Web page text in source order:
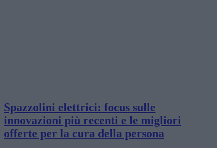
Spazzolini elettrici: focus sulle
innovazioni più recenti e le migliori
offerte per la cura della persona